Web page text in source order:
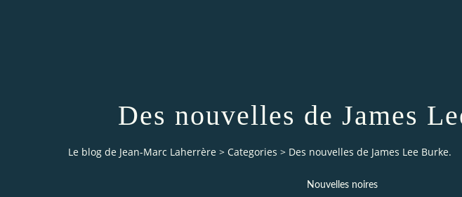
Des nouvelles de James
Le blog de Jean-Marc Laherrère > Categories > Des nouvelles de James Lee Burke.
Nouvelles noires